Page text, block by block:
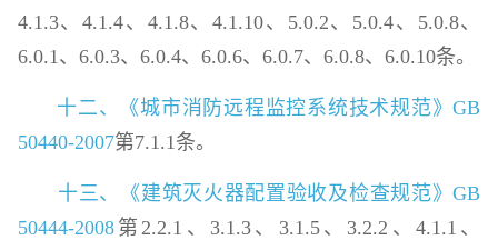
4.1.3、4.1.4、4.1.8、4.1.10、5.0.2、5.0.4、5.0.8、
6.0.1、6.0.3、6.0.4、6.0.6、6.0.7、6.0.8、6.0.10条。
十二、《城市消防远程监控系统技术规范》GB
50440-2007第7.1.1条。
十三、《建筑灭火器配置验收及检查规范》GB
50444-2008第2.2.1、3.1.3、3.1.5、3.2.2、4.1.1、